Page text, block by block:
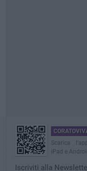
Scarica
iPad e
Iscriviti alla